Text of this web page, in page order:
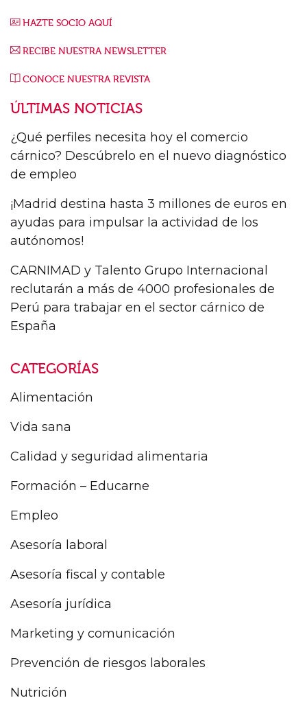
HAZTE SOCIO AQUÍ
RECIBE NUESTRA NEWSLETTER
CONOCE NUESTRA REVISTA
ÚLTIMAS NOTICIAS
¿Qué perfiles necesita hoy el comercio
cárnico? Descúbrelo en el nuevo diagnóstico
de empleo
¡Madrid destina hasta 3 millones de euros en
ayudas para impulsar la actividad de los
autónomos!
CARNIMAD y Talento Grupo Internacional
reclutarán a más de 4000 profesionales de
Perú para trabajar en el sector cárnico de
España
CATEGORÍAS
Alimentación
Vida sana
Calidad y seguridad alimentaria
Formación – Educarne
Empleo
Asesoría laboral
Asesoría fiscal y contable
Asesoría jurídica
Marketing y comunicación
Prevención de riesgos laborales
Nutrición